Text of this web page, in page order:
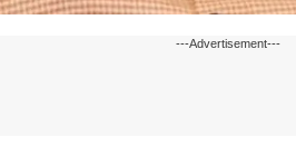
---Advertisement---